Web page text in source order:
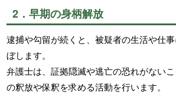
2．早期の身柄解放
逮捕や勾留が続くと、被疑者の生活や仕
ぼします。
弁護士は、証拠隠滅や逃亡の恐れがない
の釈放や保釈を求める活動を行います。